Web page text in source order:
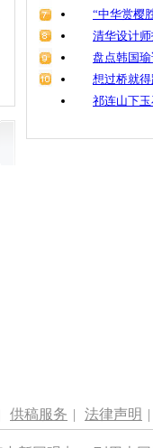
“中华赏樱
清华设计
盘点韩国
想过桥就
祁连山下
供稿服务 | 法律声明 |